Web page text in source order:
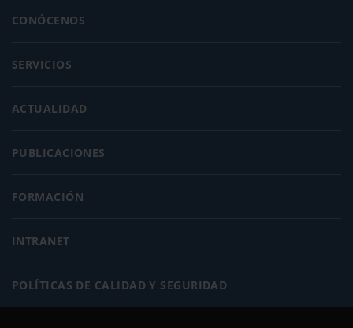
CONÓCENOS
SERVICIOS
ACTUALIDAD
PUBLICACIONES
FORMACIÓN
INTRANET
POLÍTICAS DE CALIDAD Y SEGURIDAD